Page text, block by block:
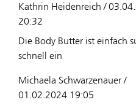
Kathrin Heidenreich /
20:32
Die Body Butter ist einfach
schnell ein
Michaela Schwarzenauer /
01.02.2024 19:05